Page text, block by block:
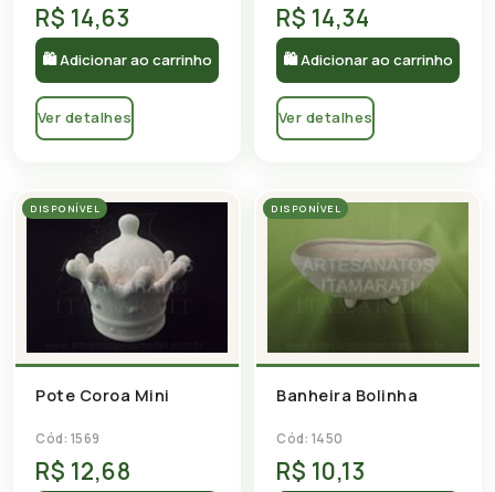
R$ 14,63
🛍 Adicionar ao carrinho
Ver detalhes
R$ 14,34
🛍 Adicionar ao carrinho
Ver detalhes
DISPONÍVEL
Pote Coroa Mini
Cód: 1569
R$ 12,68
DISPONÍVEL
Banheira Bolinha
Cód: 1450
R$ 10,13